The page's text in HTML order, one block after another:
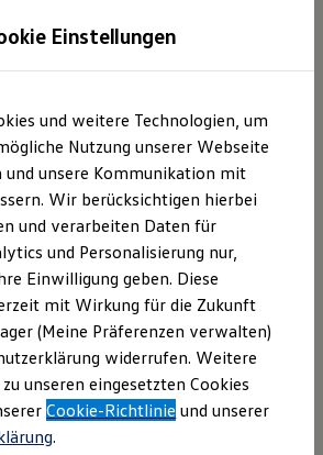
Fahrzeuge
Marktplatz
Sondermodelle
und Gebrauchtwagen
Zertifizierte Gebrauchtwagen
bei Gebrauchtwagen
bei der
wird sichergestellt, dass
später aus dem
entnommen und
Teiledemontiert werden
Vermeidung von Schadstoffen ist
der Umweltziele der
Entwicklung, um die
Gesetzgebung einzuhalten.
Einsatz von Rezyklaten ist für viele
sicherheitsrelevante Bauteile
wenn sie die gleichen
Einstellungen
und weitere Technologien, um
Nutzung unserer Webseite
und unsere Kommunikation mit
Wir berücksichtigen hierbei
und verarbeiten Daten für
und Personalisierung nur,
Einwilligung geben. Diese
mit Wirkung für die Zukunft
(Meine Präferenzen verwalten)
widerrufen. Weitere
unseren eingesetzten Cookies
Cookie-Richtlinie und unserer
.